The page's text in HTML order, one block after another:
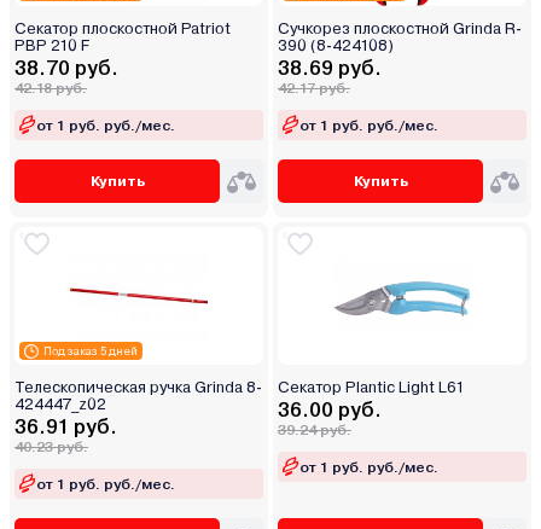
Секатор плоскостной Patriot
PBP 210 F
38.70 руб.
42.18 руб.
от 1 руб. руб./мес.
Купить
Сучкорез плоскостной Grinda R-
390 (8-424108)
38.69 руб.
42.17 руб.
от 1 руб. руб./мес.
Купить
Под заказ 5 дней
Телескопическая ручка Grinda 8-
424447_z02
36.91 руб.
40.23 руб.
от 1 руб. руб./мес.
Секатор Plantic Light L61
36.00 руб.
39.24 руб.
от 1 руб. руб./мес.